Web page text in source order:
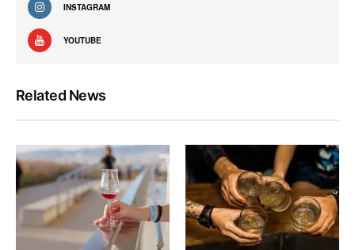
INSTAGRAM
YOUTUBE
Related News